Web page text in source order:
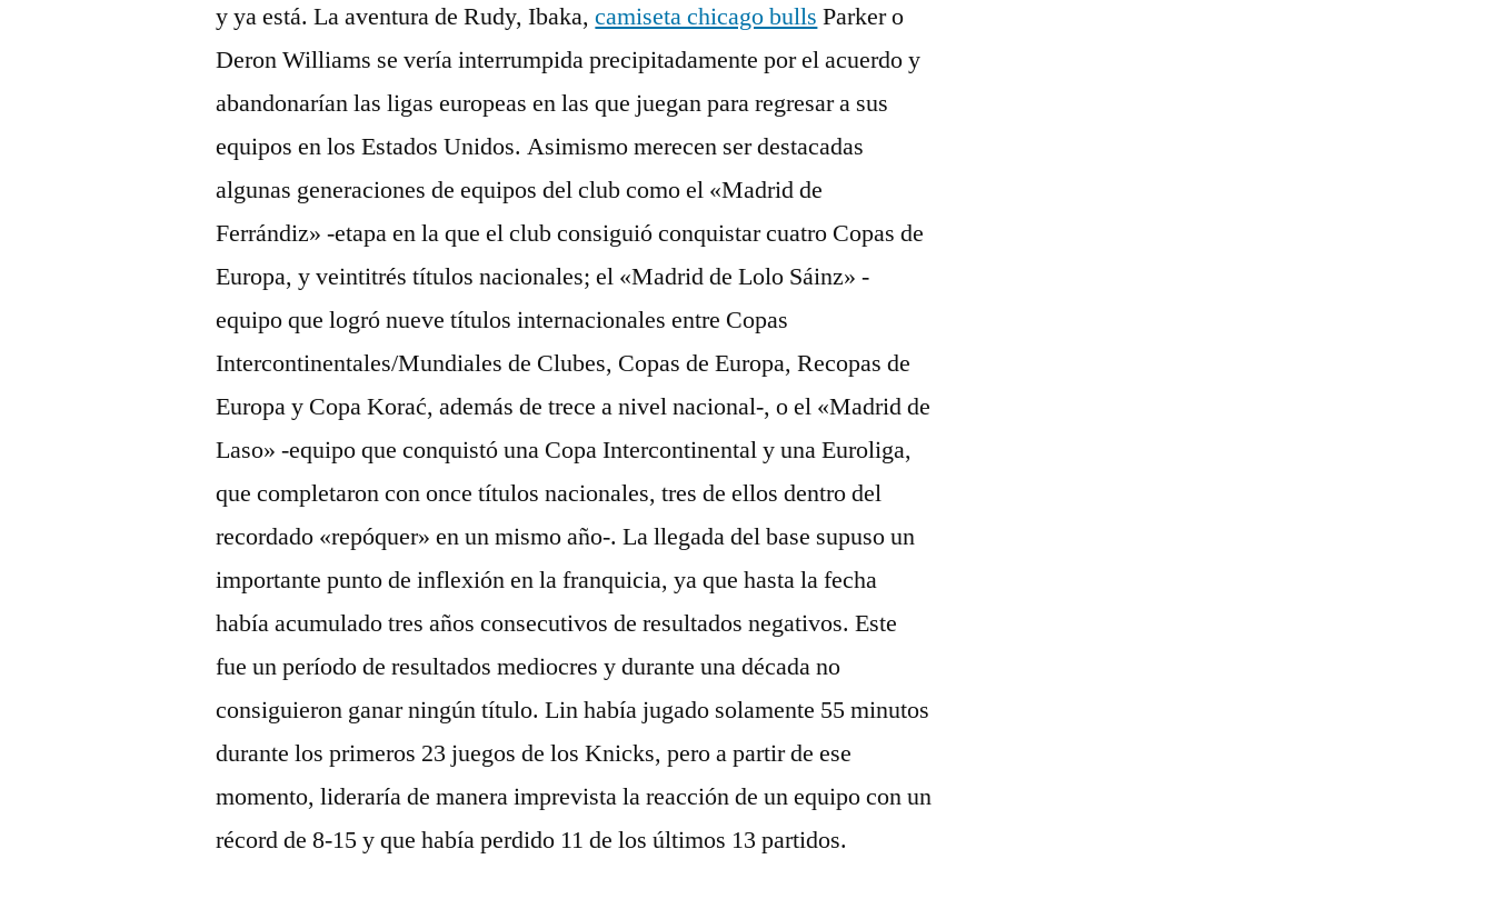
y ya está. La aventura de Rudy, Ibaka,camiseta chicago bulls Parker o
Deron Williams se vería interrumpida precipitadamente por el acuerdo y
abandonarían las ligas europeas en las que juegan para regresar a sus
equipos en los Estados Unidos. Asimismo merecen ser destacadas
algunas generaciones de equipos del club como el «Madrid de
Ferrándiz» -etapa en la que el club consiguió conquistar cuatro Copas de
Europa, y veintitrés títulos nacionales; el «Madrid de Lolo Sáinz» -
equipo que logró nueve títulos internacionales entre Copas
Intercontinentales/Mundiales de Clubes, Copas de Europa, Recopas de
Europa y Copa Korać, además de trece a nivel nacional-, o el «Madrid de
Laso» -equipo que conquistó una Copa Intercontinental y una Euroliga,
que completaron con once títulos nacionales, tres de ellos dentro del
recordado «repóquer» en un mismo año-. La llegada del base supuso un
importante punto de inflexión en la franquicia, ya que hasta la fecha
había acumulado tres años consecutivos de resultados negativos. Este
fue un período de resultados mediocres y durante una década no
consiguieron ganar ningún título. Lin había jugado solamente 55 minutos
durante los primeros 23 juegos de los Knicks, pero a partir de ese
momento, lideraría de manera imprevista la reacción de un equipo con un
récord de 8-15 y que había perdido 11 de los últimos 13 partidos.